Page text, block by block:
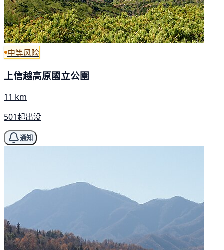
中等风险
上信越高原國立公園
11 km
501起出没
通知